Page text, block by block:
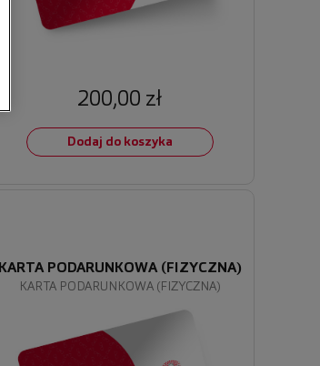
200,00 zł
Dodaj do koszyka
KARTA PODARUNKOWA (FIZYCZNA)
KARTA PODARUNKOWA (FIZYCZNA)